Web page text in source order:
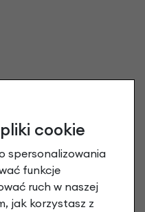
cookie
spersonalizowania
funkcje
ruch w naszej
jak korzystasz z